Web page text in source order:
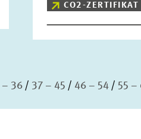
CO2-ZERTIFIKAT
– 36 37 – 45 46 – 54 55 –